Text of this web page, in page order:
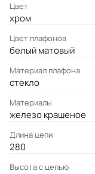
Цвет
хром
Цвет плафонов
белый матовый
Материал плафона
стекло
Материалы
железо крашеное
Длина цепи
280
Высота с цепью